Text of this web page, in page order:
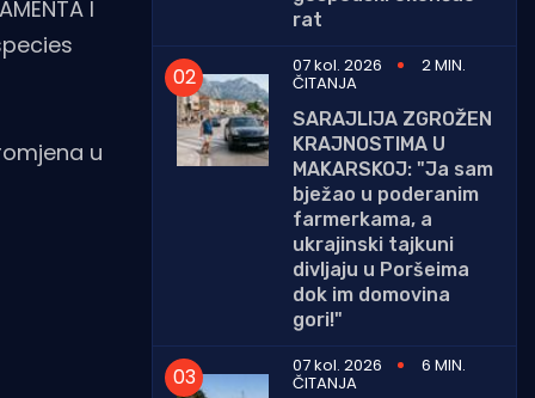
I
u
rat
07 kol. 2026
2 MIN.
ČITANJA
SARAJLIJA ZGROŽEN
KRAJNOSTIMA U
MAKARSKOJ: "Ja sam
bježao u poderanim
farmerkama, a
ukrajinski tajkuni
divljaju u Poršeima
dok im domovina
gori!"
07 kol. 2026
6 MIN.
ČITANJA